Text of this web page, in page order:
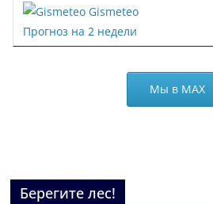
Gismeteo
Прогноз на 2 недели
Мы в МАХ
Берегите лес!